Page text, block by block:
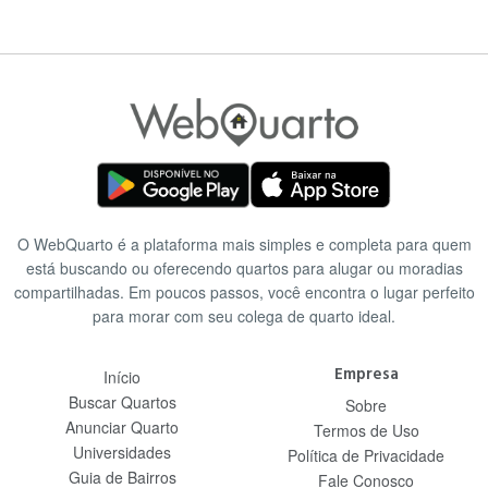
com a abertura da estação Campo Belo, inaugurada em 8 de abril
distrito também seria atendido pela Linha 17-Ouro, que já passou
por vários atrasos em seu cronograma e atualmente encontra-se
com as obras paralisadas, sem previsão de conclusão nem de
inauguração. Em seu traçado, a linha teria cinco estações
abrigadas no distrito: Jardim Aeroporto, Congonhas (com conexão
estação Campo Belo, fazendo assim, integração com a Linha 5-
Lilás.
O WebQuarto é a plataforma mais simples e completa para quem
está buscando ou oferecendo quartos para alugar ou moradias
compartilhadas. Em poucos passos, você encontra o lugar perfeito
para morar com seu colega de quarto ideal.
Início
Buscar Quartos
Anunciar Quarto
Universidades
Guia de Bairros
Empresa
Sobre
Termos de Uso
Política de Privacidade
Fale Conosco